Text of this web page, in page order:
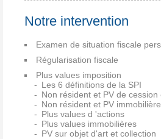
Notre intervention
Examen de situation fiscale
Régularisation fiscale
Plus values imposition
Les 6 définitions de la SPI
Non résident et PV de cession
Non résident et PV immobilière
Plus values d 'actions
Plus values immobilières
PV sur objet d'art et collection